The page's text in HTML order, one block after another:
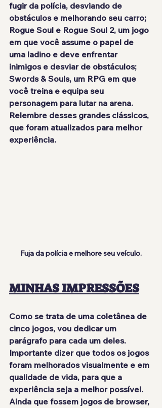
fugir da polícia, desviando de
obstáculos e melhorando seu carro;
Rogue Soul e Rogue Soul 2, um jogo
em que você assume o papel de
uma ladino e deve enfrentar
inimigos e desviar de obstáculos;
Swords & Souls, um RPG em que
você treina e equipa seu
personagem para lutar na arena.
Relembre desses grandes clássicos,
que foram atualizados para melhor
experiência.
Fuja da polícia e melhore seu veículo.
MINHAS IMPRESSÕES
Como se trata de uma coletânea de
cinco jogos, vou dedicar um
parágrafo para cada um deles.
Importante dizer que todos os jogos
foram melhorados visualmente e em
qualidade de vida, para que a
experiência seja a melhor possível.
Ainda que fossem jogos de browser,